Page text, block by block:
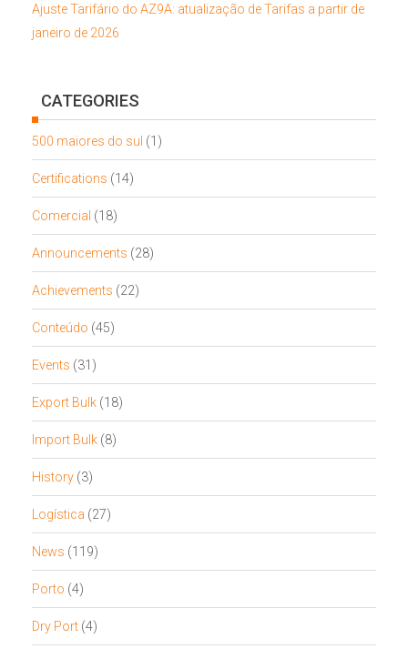
Ajuste Tarifário do AZ9A: atualização de Tarifas a partir de
janeiro de 2026
CATEGORIES
500 maiores do sul (1)
Certifications (14)
Comercial (18)
Announcements (28)
Achievements (22)
Conteúdo (45)
Events (31)
Export Bulk (18)
Import Bulk (8)
History (3)
Logística (27)
News (119)
Porto (4)
Dry Port (4)